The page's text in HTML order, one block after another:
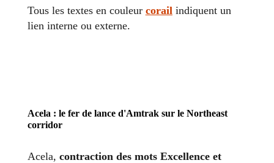
Tous les textes en couleur corail indiquent un
lien interne ou externe.
Acela : le fer de lance d'Amtrak sur le Northeast
corridor
Acela, contraction des mots Excellence et